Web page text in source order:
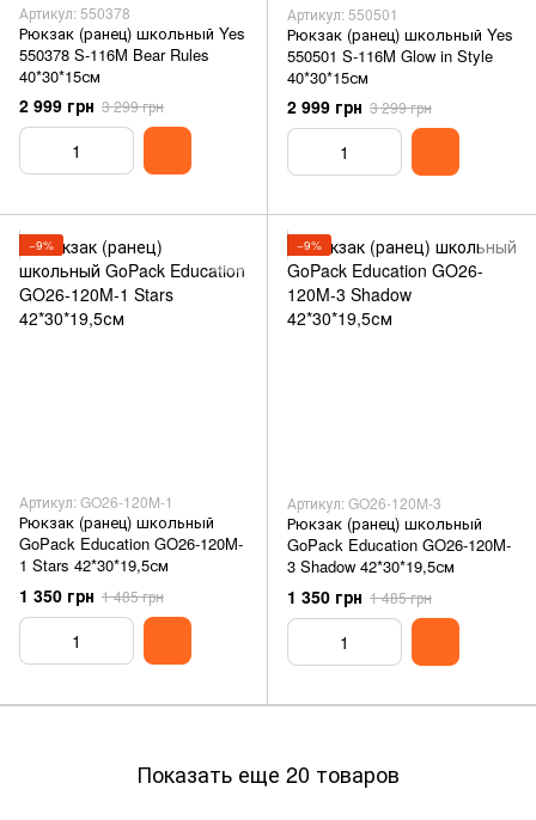
Артикул: 550378
Рюкзак (ранец) школьный Yes
550378 S-116M Bear Rules
40*30*15см
2 999 грн 3 299 грн
Артикул: 550501
Рюкзак (ранец) школьный Yes
550501 S-116M Glow in Style
40*30*15см
2 999 грн 3 299 грн
−9%
Артикул: GO26-120M-1
Рюкзак (ранец) школьный
GoPack Education GO26-120M-
1 Stars 42*30*19,5см
1 350 грн 1 485 грн
−9%
Артикул: GO26-120M-3
Рюкзак (ранец) школьный
GoPack Education GO26-120M-
3 Shadow 42*30*19,5см
1 350 грн 1 485 грн
Показать еще 20 товаров